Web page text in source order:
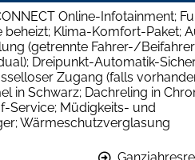
Online-Infotainment;
Klima-Komfort-Paket;
(getrennte Fahrer-/
Dreipunkt-Automatik-
Zugang (falls
in Schwarz; Dachreling in
Service; Müdigkeits- und
Wärmeschutzverglasung